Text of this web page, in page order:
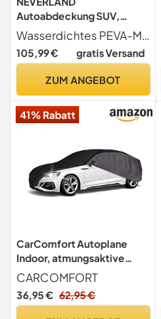
Autoabdeckung SUV,
455x185x170 cm,
wasserdicht PEVA
Wasserdichtes PEVA-Material mit 6000 mm Wassersäule Die Autoabdeckung besteht aus robustem schwarzem PEVA-Material mit ca. 110 g Gewicht und bietet zuverlässigen Schutz vor Regen, Schnee, Staub, UV-Strahlen und täglicher Witterung im Außenbereich.
105,99 € gratis Versand
ZUM ANGEBOT
41% Rabatt
CarComfort Autoplane
Indoor, atmungsaktive
Autoabdeckung für
Innenbereich,
lackschonende Auto
CARCOMFORT
36,95 € 62,95 €